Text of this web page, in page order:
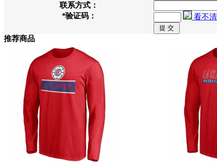
联系方式：
*验证码： 看不
推荐商品